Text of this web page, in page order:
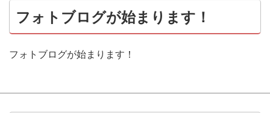
フォトブログが始まります！
フォトブログが始まります！